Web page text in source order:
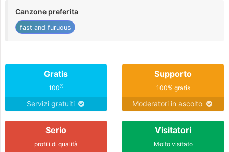
Canzone preferita
fast and furuous
Gratis
100%
Servizi gratuiti
Supporto
100% gratis
Moderatori in ascolto
Serio
profili di qualità
Visitatori
Molto visitato